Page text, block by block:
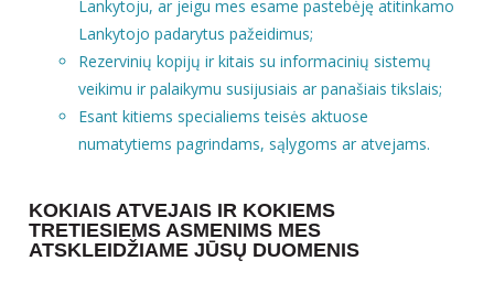
Lankytoju, ar jeigu mes esame pastebėję atitinkamo
Lankytojo padarytus pažeidimus;
Rezervinių kopijų ir kitais su informacinių sistemų
veikimu ir palaikymu susijusiais ar panašiais tikslais;
Esant kitiems specialiems teisės aktuose
numatytiems pagrindams, sąlygoms ar atvejams.
KOKIAIS ATVEJAIS IR KOKIEMS
TRETIESIEMS ASMENIMS MES
ATSKLEIDŽIAME JŪSŲ DUOMENIS